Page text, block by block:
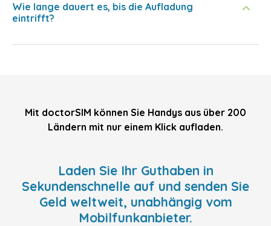
Wie lange dauert es, bis die Aufladung
eintrifft?
Mit doctorSIM können Sie Handys aus über 200
Ländern mit nur einem Klick aufladen.
Laden Sie Ihr Guthaben in
Sekundenschnelle auf und senden Sie
Geld weltweit, unabhängig vom
Mobilfunkanbieter.